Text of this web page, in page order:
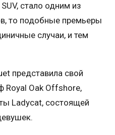
стало одним из
то подобные премьеры
случаи, и тем
представила свой
Royal Oak Offshore,
Ladycat, состоящей